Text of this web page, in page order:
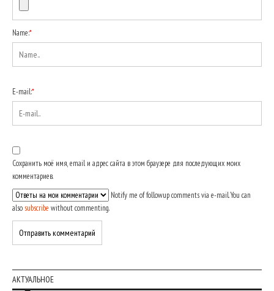
Name:*
E-mail:*
Сохранить моё имя, email и адрес сайта в этом браузере для последующих моих
комментариев.
Notify me of followup comments via e-mail. You can
also subscribe without commenting.
АКТУАЛЬНОЕ